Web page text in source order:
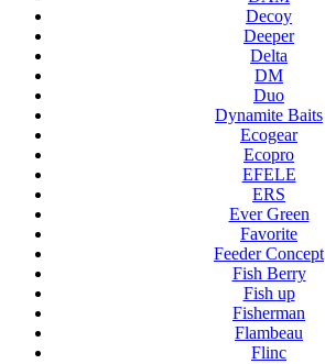
Decoy
Deeper
Delta
DM
Duo
Dynamite Baits
Ecogear
Ecopro
EFELE
ERS
Ever Green
Favorite
Feeder Concept
Fish Berry
Fish up
Fisherman
Flambeau
Flinc